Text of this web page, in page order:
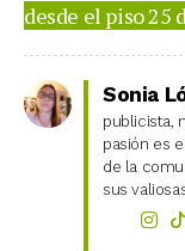
desde el piso 25
Sonia
publicista,
pasión es
de la
sus